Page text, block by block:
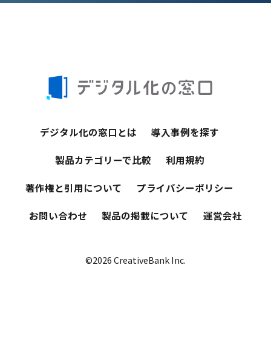
デジタル化の窓口とは 導入事例を探す
製品カテゴリーで比較 利用規約
著作権と引用について プライバシーポリシー
お問い合わせ 製品の掲載について 運営会社
©2026 CreativeBank Inc.